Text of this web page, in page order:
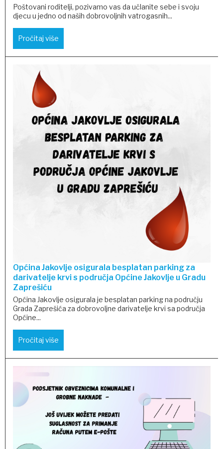
Poštovani roditelji, pozivamo vas da učlanite sebe i svoju
djecu u jedno od naših dobrovoljnih vatrogasnih...
Pročitaj više
Općina Jakovlje osigurala besplatan parking za
darivatelje krvi s područja Općine Jakovlje u Gradu
Zaprešiću
Općina Jakovlje osigurala je besplatan parking na području
Grada Zaprešića za dobrovoljne darivatelje krvi sa područja
Općine...
Pročitaj više